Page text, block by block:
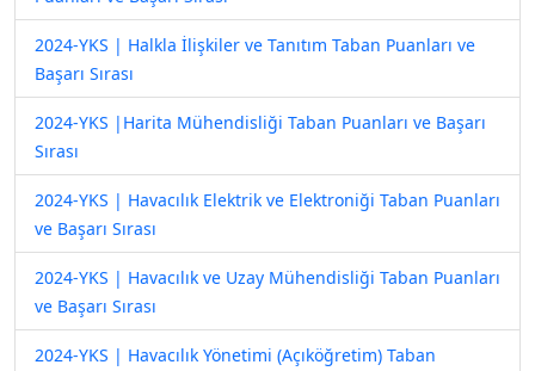
2024-YKS | Halkla İlişkiler ve Tanıtım Taban Puanları ve
Başarı Sırası
2024-YKS |Harita Mühendisliği Taban Puanları ve Başarı
Sırası
2024-YKS | Havacılık Elektrik ve Elektroniği Taban Puanları
ve Başarı Sırası
2024-YKS | Havacılık ve Uzay Mühendisliği Taban Puanları
ve Başarı Sırası
2024-YKS | Havacılık Yönetimi (Açıköğretim) Taban